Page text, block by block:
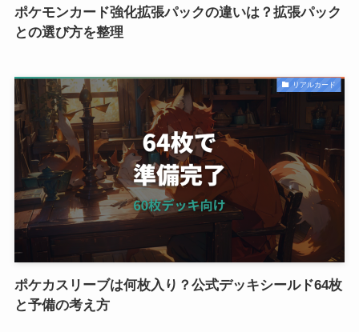
ポケモンカード強化拡張パックの違いは？拡張パック
との選び方を整理
リアルカード
ポケカスリーブは何枚入り？公式デッキシールド64枚
と予備の考え方